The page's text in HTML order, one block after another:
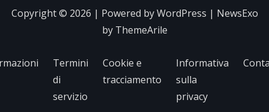
Copyright © 2026 | Powered byWordPress | NewsExo
by ThemeArile
Termini
di
servizio
Cookie e
tracciamento
Informativa
sulla
privacy